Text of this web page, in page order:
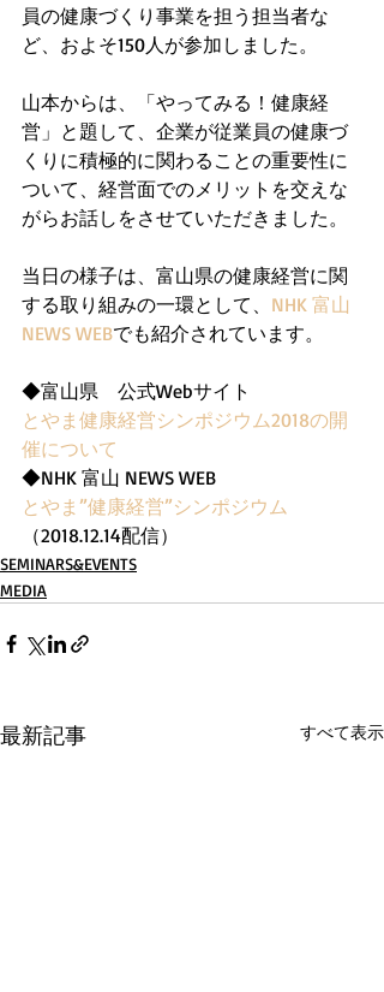
員の健康づくり事業を担う担当者な
ど、およそ150人が参加しました。
山本からは、「やってみる！健康経
営」と題して、企業が従業員の健康づ
くりに積極的に関わることの重要性に
ついて、経営面でのメリットを交えな
がらお話しをさせていただきました。
当日の様子は、富山県の健康経営に関
する取り組みの一環として、 NHK 富山
NEWS WEBでも紹介されています。
◆富山県　公式Webサイト
とやま健康経営シンポジウム2018の開
催について
◆NHK 富山 NEWS WEB
とやま”健康経営”シンポジウム
（2018.12.14配信）
SEMINARS&EVENTS
MEDIA
最新記事 すべて表示